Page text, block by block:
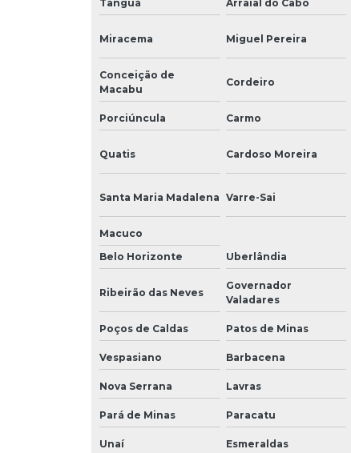
Tanguá Arraial do Cabo
Miracema Miguel Pereira
Conceição de
Macabu
Cordeiro
Porciúncula Carmo
Quatis Cardoso Moreira
Santa Maria Madalena Varre-Sai
Macuco
Belo Horizonte
Uberlândia
Ribeirão das Neves
Governador
Valadares
Poços de Caldas Patos de Minas
Vespasiano Barbacena
Nova Serrana Lavras
Pará de Minas Paracatu
Unaí Esmeraldas